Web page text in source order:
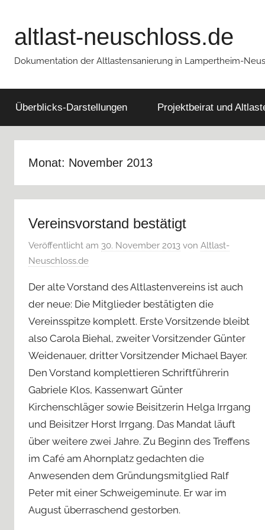
springen
altlast-neuschloss.de
Dokumentation der Altlastensanierung in Lampertheim-
Überblicks-Darstellungen Projektbeirat und
Monat: November 2013
Vereinsvorstand bestätigt
Veröffentlicht am 30. November 2013 von Altlast-
Neuschloss.de
Der alte Vorstand des Altlastenvereins ist auch
der neue: Die Mitglieder bestätigten die
Vereinsspitze komplett. Erste Vorsitzende bleibt
also Carola Biehal, zweiter Vorsitzender Günter
Weidenauer, dritter Vorsitzender Michael Bayer.
Den Vorstand komplettieren Schriftführerin
Gabriele Klos, Kassenwart Günter
Kirchenschläger sowie Beisitzerin Helga Irrgang
und Beisitzer Horst Irrgang. Das Mandat läuft
über weitere zwei Jahre. Zu Beginn des Treffens
im Café am Ahornplatz gedachten die
Anwesenden dem Gründungsmitglied Ralf
Peter mit einer Schweigeminute. Er war im
August überraschend gestorben.